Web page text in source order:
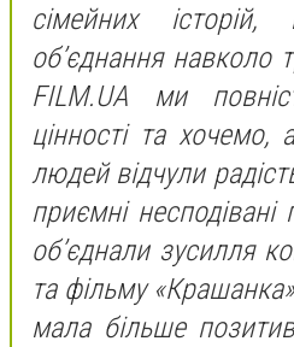
сімейних
об’єднання навколо
FILM.UA ми
цінності та хочемо,
людей відчули
приємні
об’єднали зусилля
та фільму
мала більше